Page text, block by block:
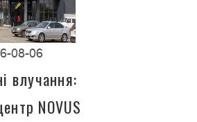
08-06
влучання:
NOVUS